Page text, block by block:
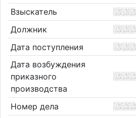
Взыскатель
Должник
Дата поступления
Дата возбуждения
приказного
производства
Номер дела